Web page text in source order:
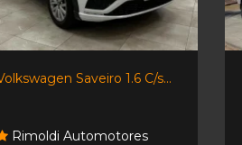
Saveiro 1.6 C/s...
Rimoldi Automotores